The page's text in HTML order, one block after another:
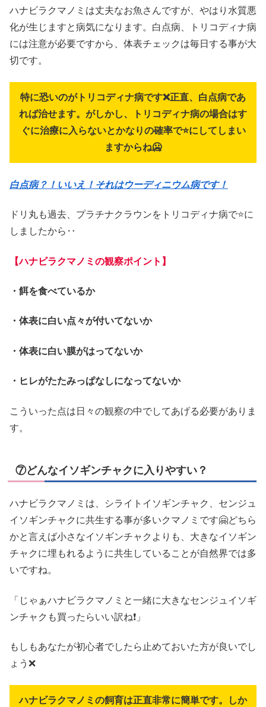
ハナビラクマノミは丈夫なお魚さんですが、やはり水質悪
化が生じますと病気になります。白点病、トリコディナ病
には注意が必要ですから、体表チェックは毎日する事が大
切です。
特に恐いのがトリコディナ病です❌正直、白点病であ
れば治せます。がしかし、トリコディナ病の場合はす
ぐに治療に入らないとかなりの確率で⭐にしてしまい
ますからね🥶
白点病？！いいえ！それはウーディニウム病です！
ドリ丸も過去、プラチナクラウンをトリコディナ病で⭐に
しましたから‥
【ハナビラクマノミの観察ポイント】
・餌を食べているか
・体表に白い点々が付いてないか
・体表に白い膜がはってないか
・ヒレがたたみっぱなしになってないか
こういった点は日々の観察の中でしてあげる必要がありま
す。
⑦どんなイソギンチャクに入りやすい？
ハナビラクマノミは、シライトイソギンチャク、センジュ
イソギンチャクに共生する事が多いクマノミです🤗どちら
かと言えば小さなイソギンチャクよりも、大きなイソギン
チャクに埋もれるように共生していることが自然界では多
いですね。
「じゃぁハナビラクマノミと一緒に大きなセンジュイソギ
ンチャクも買ったらいい訳ね❗」
もしもあなたが初心者でしたら止めておいた方が良いでし
ょう❌
ハナビラクマノミの飼育は正直非常に簡単です。しか